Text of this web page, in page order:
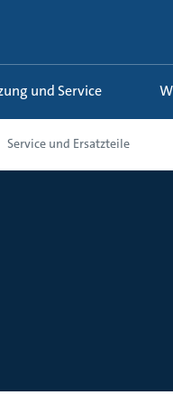
und Service
Service und Ersatzteile